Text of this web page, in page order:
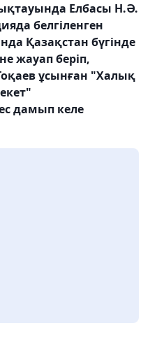
Елбасы Н.Ә.
белгіленген
Қазақстан бүгінде
жауап беріп,
ұсынған "Халық
дамып келе